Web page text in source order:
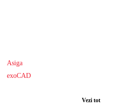
Asiga
exoCAD
Vezi tot